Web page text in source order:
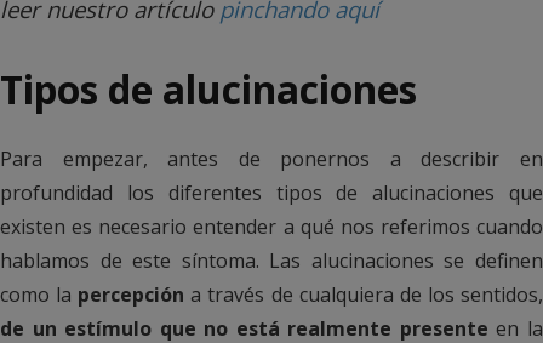
leer nuestro artículo pinchando aquí
Tipos de alucinaciones
Para empezar, antes de ponernos a describir en
profundidad los diferentes tipos de alucinaciones que
existen es necesario entender a qué nos referimos cuando
hablamos de este síntoma. Las alucinaciones se definen
como la percepción a través de cualquiera de los sentidos,
de un estímulo que no está realmente presente en la